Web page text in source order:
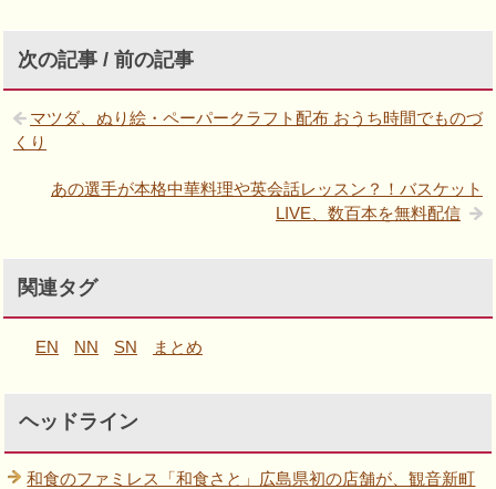
次の記事 / 前の記事
マツダ、ぬり絵・ペーパークラフト配布 おうち時間でものづ
くり
あの選手が本格中華料理や英会話レッスン？！バスケット
LIVE、数百本を無料配信
関連タグ
EN NN SN まとめ
ヘッドライン
和食のファミレス「和食さと」広島県初の店舗が、観音新町